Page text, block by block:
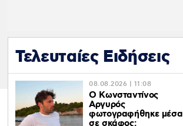
Τελευταίες Ειδήσεις
08.08.2026 | 11:08
Ο Κωνσταντίνος
Αργυρός
φωτογραφήθηκε μέσα